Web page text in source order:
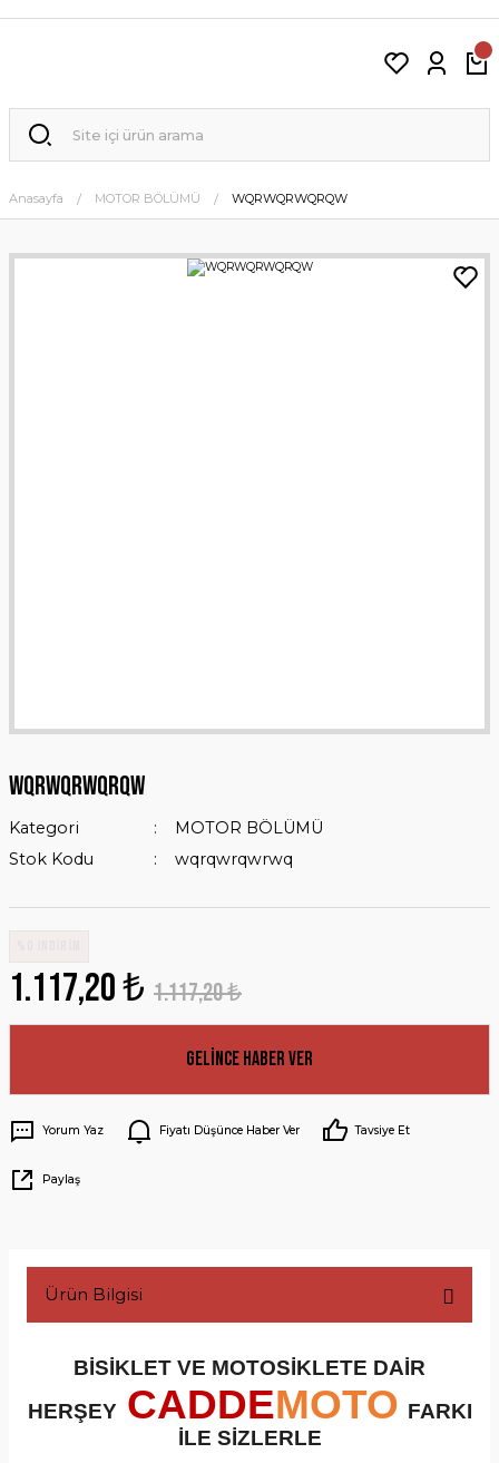
Anasayfa MOTOR BÖLÜMÜ WQRWQRWQRQW
WQRWQRWQRQW
Kategori
MOTOR BÖLÜMÜ
Stok Kodu
wqrqwrqwrwq
1.117,20 ₺ 1.117,20 ₺
Gelince Haber Ver
Yorum Yaz Fiyatı Düşünce Haber Ver Tavsiye Et
Paylaş
Ürün Bilgisi
BİSİKLET VE MOTOSİKLETE DAİR
HERŞEY CADDEMOTO FARKI
İLE SİZLERLE